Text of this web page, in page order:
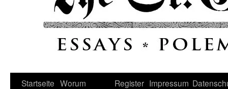
Startseite Worum
Register Impressum